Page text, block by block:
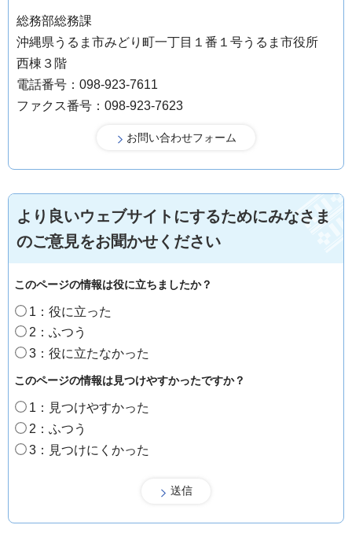
総務部総務課
沖縄県うるま市みどり町一丁目１番１号うるま市役所
西棟３階
電話番号：098-923-7611
ファクス番号：098-923-7623
より良いウェブサイトにするためにみなさま
のご意見をお聞かせください
このページの情報は役に立ちましたか？
1：役に立った
2：ふつう
3：役に立たなかった
このページの情報は見つけやすかったですか？
1：見つけやすかった
2：ふつう
3：見つけにくかった